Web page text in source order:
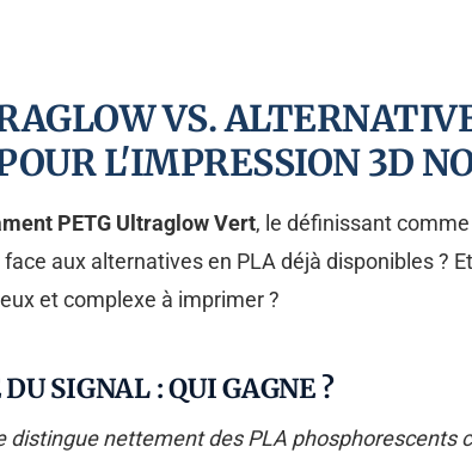
VS.
L'IMPRESSION 3D
PETG Ultraglow Vert, le définissant
aux alternatives en PLA déjà disponibles ?
et complexe à imprimer ?
SIGNAL : QUI GAGNE ?
distingue nettement des PLA